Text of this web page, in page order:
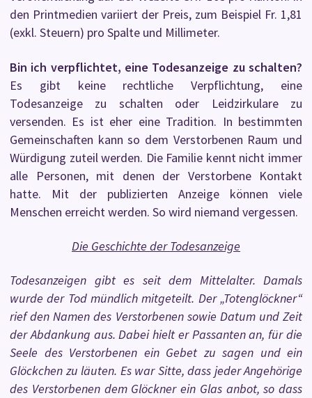
den Printmedien variiert der Preis, zum Beispiel Fr. 1,81
(exkl. Steuern) pro Spalte und Millimeter.
Bin ich verpflichtet, eine Todesanzeige zu schalten?
Es gibt keine rechtliche Verpflichtung, eine
Todesanzeige zu schalten oder Leidzirkulare zu
versenden. Es ist eher eine Tradition. In bestimmten
Gemeinschaften kann so dem Verstorbenen Raum und
Würdigung zuteil werden. Die Familie kennt nicht immer
alle Personen, mit denen der Verstorbene Kontakt
hatte. Mit der publizierten Anzeige können viele
Menschen erreicht werden. So wird niemand vergessen.
Die Geschichte der Todesanzeige
Todesanzeigen gibt es seit dem Mittelalter. Damals
wurde der Tod mündlich mitgeteilt. Der „Totenglöckner“
rief den Namen des Verstorbenen sowie Datum und Zeit
der Abdankung aus. Dabei hielt er Passanten an, für die
Seele des Verstorbenen ein Gebet zu sagen und ein
Glöckchen zu läuten. Es war Sitte, dass jeder Angehörige
des Verstorbenen dem Glöckner ein Glas anbot, so dass